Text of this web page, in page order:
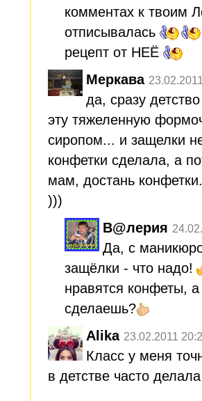
комментах к твоим
отписывалась
рецепт от НЕЁ
Меркава
да, сразу
эту тяжеленную
сиропом... и защелки
конфетки сделала, а
мам, достань
)))
В@лерия
Да, с
защёлки - что надо!
нравятся конфеты,
сделаешь?
Alika 23.02.2011
Класс у меня
в детстве часто